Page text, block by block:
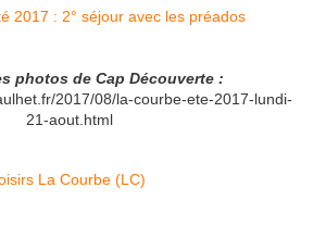
photos de Cap Découverte :
2017/08/la-courbe-ete-2017-lundi-
21-aout.html
La Courbe (LC)